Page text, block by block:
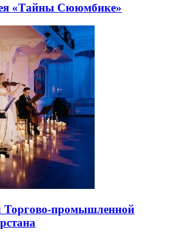
«Тайны Сююмбике»
Торгово-промышленной